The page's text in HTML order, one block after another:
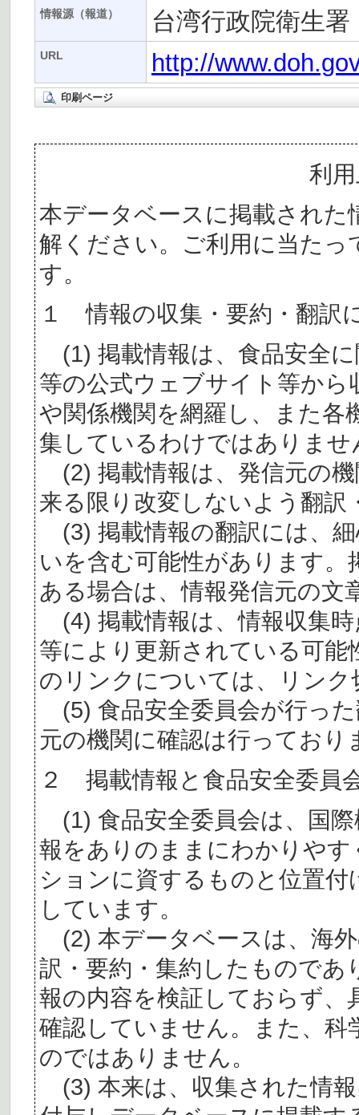
情報源（報道） 台湾行政院衛生署
URL http://
印刷ページ
利
本データベースに掲載された
解ください。ご利用に当た
す。
１ 情報の収集・要約・翻訳
(1) 掲載情報は、食品安全
等の公式ウェブサイト等か
や関係機関を網羅し、また各
集しているわけではありませ
(2) 掲載情報は、発信元の
来る限り改変しないよう翻訳
(3) 掲載情報の翻訳には、
いを含む可能性があります。
ある場合は、情報発信元の文
(4) 掲載情報は、情報収集
等により更新されている可
のリンクについては、リン
(5) 食品安全委員会が行っ
元の機関に確認は行っており
２ 掲載情報と食品安全委員
(1) 食品安全委員会は、国
報をありのままにわかりや
ションに資するものと位置
しています。
(2) 本データベースは、海
訳・要約・集約したものであ
報の内容を検証しておらず、
確認していません。また、
のではありません。
(3) 本来は、収集された情